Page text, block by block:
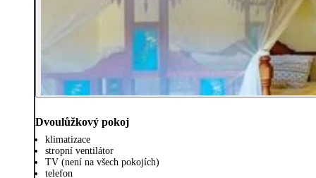
Dvoulůžkový pokoj
klimatizace
stropní ventilátor
TV (není na všech pokojích)
telefon